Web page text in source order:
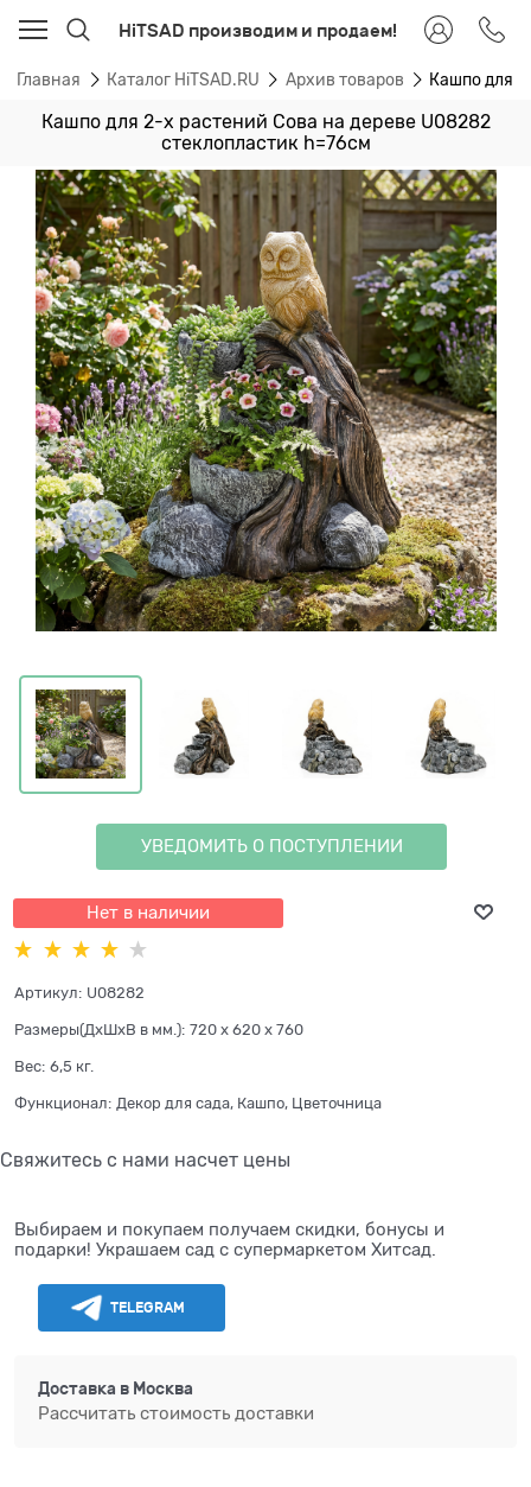
HiTSAD производим и продаем!
Главная Каталог HiTSAD.RU Архив товаров Кашпо для
Кашпо для 2-х растений Сова на дереве U08282
стеклопластик h=76см
УВЕДОМИТЬ О ПОСТУПЛЕНИИ
Нет в наличии
Артикул: U08282
Размеры(ДхШхВ в мм.): 720 x 620 x 760
Вес: 6,5 кг.
Функционал: Декор для сада, Кашпо, Цветочница
Свяжитесь с нами насчет цены
Выбираем и покупаем получаем скидки, бонусы и
подарки! Украшаем сад с супермаркетом Хитсад.
TELEGRAM
Доставка в Москва
Рассчитать стоимость доставки